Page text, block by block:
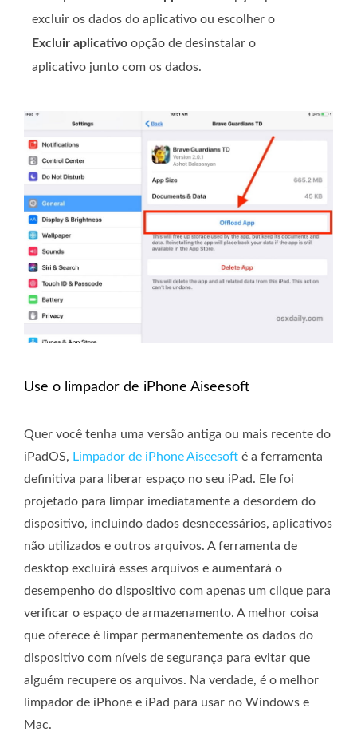
excluir os dados do aplicativo ou escolher o
Excluir aplicativo opção de desinstalar o
aplicativo junto com os dados.
Use o limpador de iPhone Aiseesoft
Quer você tenha uma versão antiga ou mais recente do
iPadOS, Limpador de iPhone Aiseesoft é a ferramenta
definitiva para liberar espaço no seu iPad. Ele foi
projetado para limpar imediatamente a desordem do
dispositivo, incluindo dados desnecessários, aplicativos
não utilizados e outros arquivos. A ferramenta de
desktop excluirá esses arquivos e aumentará o
desempenho do dispositivo com apenas um clique para
verificar o espaço de armazenamento. A melhor coisa
que oferece é limpar permanentemente os dados do
dispositivo com níveis de segurança para evitar que
alguém recupere os arquivos. Na verdade, é o melhor
limpador de iPhone e iPad para usar no Windows e
Mac.